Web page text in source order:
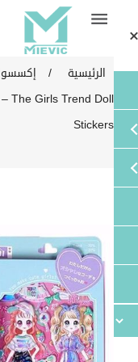
الرئيسية
– The Girls Trend Doll
Stickers